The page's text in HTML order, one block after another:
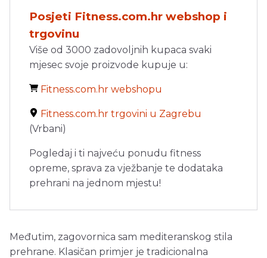
Posjeti Fitness.com.hr webshop i
trgovinu
Više od 3000 zadovoljnih kupaca svaki
mjesec svoje proizvode kupuje u:
Fitness.com.hr webshopu
Fitness.com.hr trgovini u Zagrebu
(Vrbani)
Pogledaj i ti najveću ponudu fitness
opreme, sprava za vježbanje te dodataka
prehrani na jednom mjestu!
Međutim, zagovornica sam mediteranskog stila
prehrane. Klasičan primjer je tradicionalna